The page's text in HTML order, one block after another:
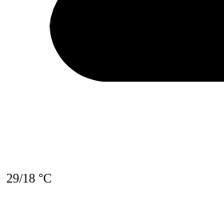
29/18 °C